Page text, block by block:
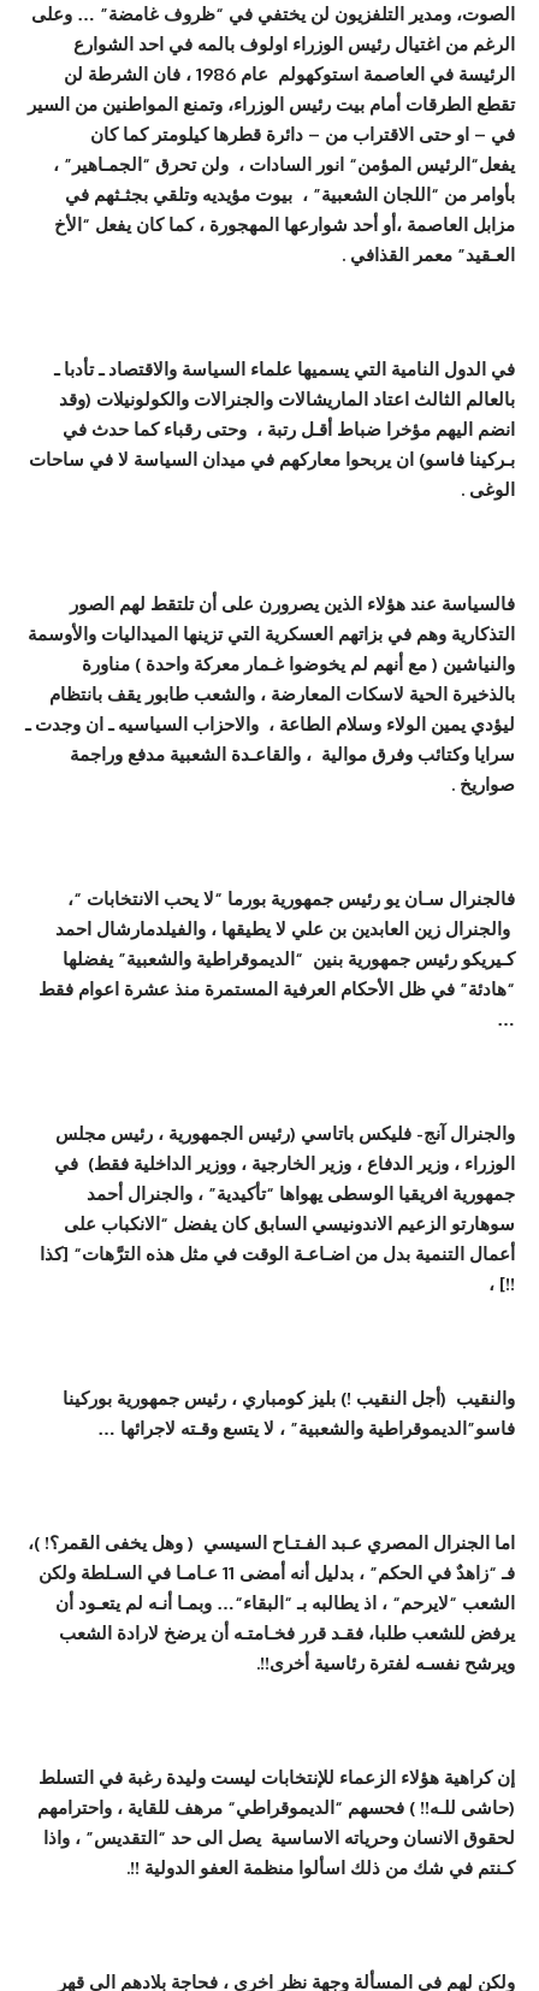
الصوت، ومدير التلفزيون لن يختفي في “ظروف غامضة” … وعلى
الرغم من اغتيال رئيس الوزراء اولوف بالمه في احد الشوارع
الرئيسة في العاصمة استوكهولم عام 1986 ، فان الشرطة لن
تقطع الطرقات أمام بيت رئيس الوزراء، وتمنع المواطنين من السير
في – او حتى الاقتراب من – دائر ة قطرها كيلومتر كما كان
يفعل“الرئيس المؤمن“ انور السادات ، ولن تحرق “الجمـاهير” ،
بأوامر من “اللجان الشعبية” ، بيوت مؤيديه وتلقي بجثـثهم في
مزابل العاصمة ،أو أحد شوارعها المهجور ة ، كما كان يفعل “الأخ
العـقيد” معمر القذافي .
في الدول النامية التي يسميها علماء السياسة والاقتصاد ـ تأدبا ـ
بالعالم الثالث اعتاد الماريشالات والجنرالات والكولونيلات (وقد
انضم اليهم مؤخرا ضباط أقـل رتبة ، وحتى رقباء كما حدث في
بـركينا فاسو) ان يربحوا معاركهم في ميدان السياسة لا في ساحات
الوغى .
فالسياسة عند هؤلاء الذين يصرورن على أن تلتقط لهم الصور
التذكارية وهم في بزاتهم العسكرية التي تزينها الميداليات والوسمة
والنياشين ( مع أنهم لم يخوضوا غـمار معركة واحدة ) مناور ة
بالذخير ة الحية لاسكات المعارضة ، والشعب طابور يقف بانتظام
ليؤدي يمين الولاء وسلام الطاعة ، والاحزاب السياسيه ـ ان وجدت ـ
سرايا وكتائب وفرق موالية ، والقاعـدة الشعبية مدفع وراجمة
صواريخ .
فالجنرال سـان يو رئيس جمهورية بورما “لا يحب الانتخابات “،
والجنرال زين العابدين بن علي لا يطيقها ، والفيلدمارشال احمد
كـيريكو رئيس جمهورية بنين “الديموقراطية والشعبية” يفضلها
“هادئة” في ظل الحكام العرفية المستمر ة منذ عشرة اعوام فقط
…
والجنرالآنج- فليكس باتاسي (رئيس الجمهورية ، رئيس مجلس
الوزراء ، وزير الدفاع ، وزير الخارجية ، ووزير الداخلية فقط) في
جمهورية افريقيا الوسطى يهواها “تأكيدية” ، والجنرال أحمد
سوهارتو الزعيم الاندونيسي السابق كان يفضل “الانكباب على
أعمال التنمية بدل من اضـاعـة الوقت في مثل هذه الترهات“
[كذا
!!] ،
والنقيب (أجل النقيب !) بليز كومباري ، رئيس جمهورية بوركينا
فاسو”الديموقراطية والشعبية” ، لا يتسع وقـته لاجرائها …
اما الجنرال المصري عـبد الفـتـاح السيسي ( وهل يخفى القمر ؟! )،
فـ“زاهد في الحكم” ، بدليل أنه أمضى 11 عـامـا في السـلطة
ولكن
الشعب “لايرحم“ ، اذ يطالبه بـ “البقاء“… وبمـا أنـه لم يتعـود أن
يرفض للشعب طلبا، فقـد قرر فخـامتـه أن يرضخ لارادة الشعب
ويرشح نفسـه لفترة رئاسية أخرى!!.
إن كراهية هؤلاء الزعماء للإنتخابات ليست وليدة رغبة في التسلط
(حاشى للـه!! ) فحسهم “الديموقراطي“ مرهف للقاية ، واحترامهم
لحقوق الانسان وحرياته الاساسية يصل الى حد “التقديس” ، واذا
كـنتم في شك من ذلك اسألوا منظمة العفو الدولية !!
.
ولكن لهم في المسألة وجهة نظر اخرى ، فحاجة بلادهم الى قهر